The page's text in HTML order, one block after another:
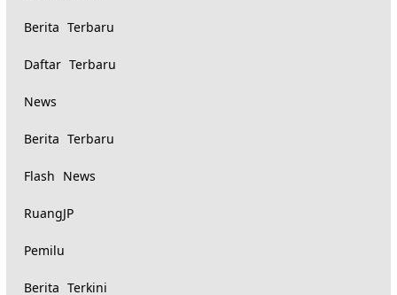
serupa:
Berita Terbaru
Daftar Terbaru
News
Berita Terbaru
Flash News
RuangJP
Pemilu
Berita Terkini